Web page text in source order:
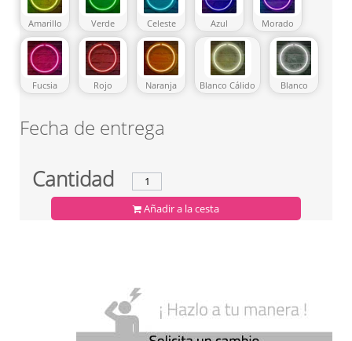
Amarillo Verde Celeste Azul Morado
Fucsia Rojo Naranja Blanco Cálido Blanco
Fecha de entrega
Cantidad
Añadir a la cesta